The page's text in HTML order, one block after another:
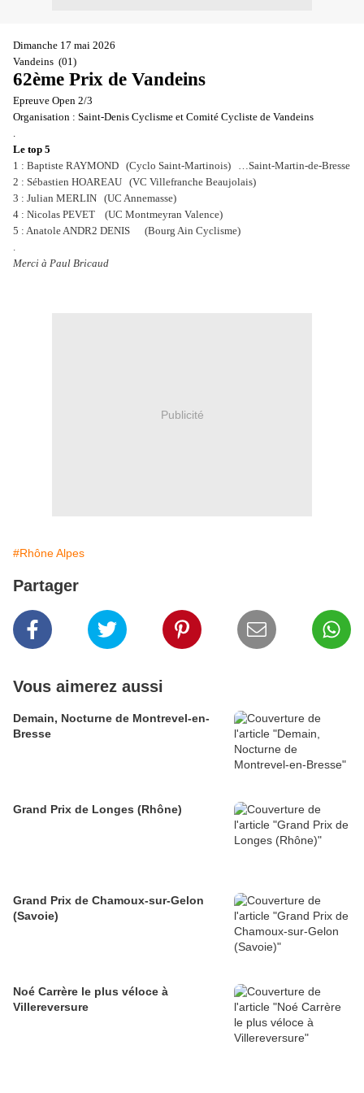
Dimanche 17 mai 2026
Vandeins (01)
62ème Prix de Vandeins
Epreuve Open 2/3
Organisation : Saint-Denis Cyclisme et Comité Cycliste de Vandeins
.
Le top 5
1 : Baptiste RAYMOND (Cyclo Saint-Martinois) …Saint-Martin-de-Bresse
2 : Sébastien HOAREAU (VC Villefranche Beaujolais)
3 : Julian MERLIN (UC Annemasse)
4 : Nicolas PEVET (UC Montmeyran Valence)
5 : Anatole ANDR2 DENIS (Bourg Ain Cyclisme)
.
Merci à Paul Bricaud
Publicité
#Rhône Alpes
Partager
Vous aimerez aussi
Demain, Nocturne de Montrevel-en-
Bresse
Grand Prix de Longes (Rhône)
Grand Prix de Chamoux-sur-Gelon
(Savoie)
Noé Carrère le plus véloce à
Villereversure